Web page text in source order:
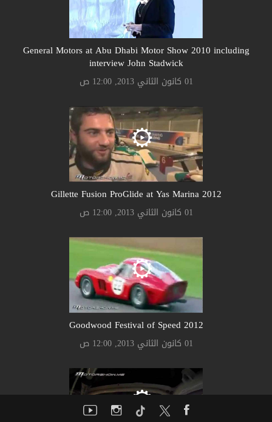
General Motors at Abu Dhabi Motor Show 2010 including
interview John Stadwick
01 كانون الثاني 2013, 12:00 ص
Gillette Fusion ProGlide at Yas Marina 2012
01 كانون الثاني 2013, 12:00 ص
Goodwood Festival of Speed 2012
01 كانون الثاني 2013, 12:00 ص